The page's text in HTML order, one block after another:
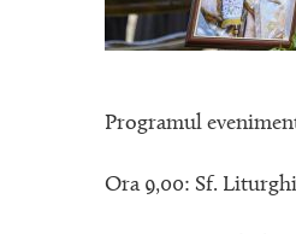
Programul
Ora 9,00: Sf.